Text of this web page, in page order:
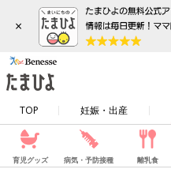
×
TOP 妊娠・出産
育児グッズ 病気・予防接種 離乳食